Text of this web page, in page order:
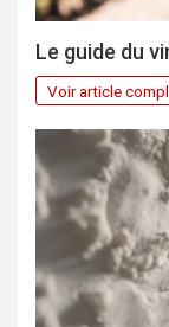
Le guide du
Voir article